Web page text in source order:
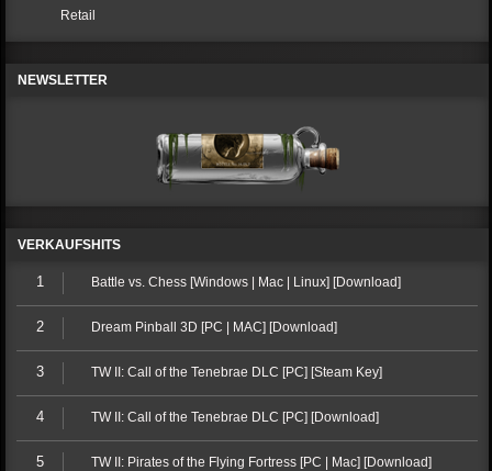
Retail
NEWSLETTER
VERKAUFSHITS
1 Battle vs. Chess [Windows | Mac | Linux] [Download]
2 Dream Pinball 3D [PC | MAC] [Download]
3 TW II: Call of the Tenebrae DLC [PC] [Steam Key]
4 TW II: Call of the Tenebrae DLC [PC] [Download]
5 TW II: Pirates of the Flying Fortress [PC | Mac] [Download]